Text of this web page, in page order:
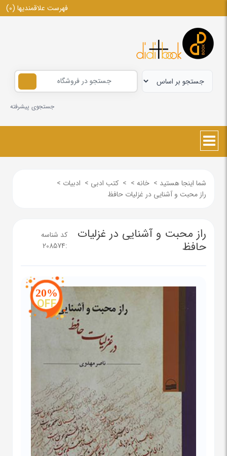
فهرست علاقمندیها (0)
جستجوی پیشرفته
شما اینجا هستید > خانه >
> کتب ادبی > ادبیات >
راز محبت و آشنایی در غزلیات حافظ
راز محبت و آشنایی در غزلیات
حافظ
کد شناسه
:
208574
20%
OFF